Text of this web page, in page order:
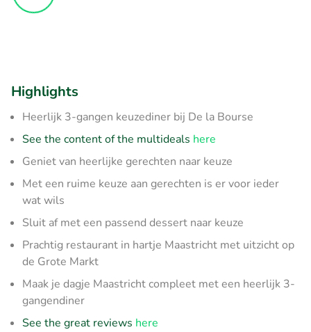
Highlights
Heerlijk 3-gangen keuzediner bij De la Bourse
See the content of the multideals here
Geniet van heerlijke gerechten naar keuze
Met een ruime keuze aan gerechten is er voor ieder
wat wils
Sluit af met een passend dessert naar keuze
Prachtig restaurant in hartje Maastricht met uitzicht op
de Grote Markt
Maak je dagje Maastricht compleet met een heerlijk 3-
gangendiner
See the great reviews here